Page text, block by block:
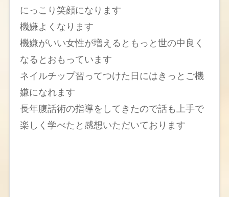
にっこり笑顔になります
機嫌よくなります
機嫌がいい女性が増えるともっと世の中良く
なるとおもっています
ネイルチップ習ってつけた日にはきっとご機
嫌になれます
長年腹話術の指導をしてきたので話も上手で
楽しく学べたと感想いただいております